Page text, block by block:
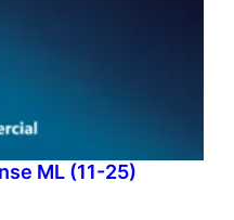
ML (11-25)